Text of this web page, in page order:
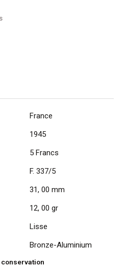
France
1945
5 Francs
F. 337/5
31, 00 mm
12, 00 gr
Lisse
Bronze-Aluminium
conservation